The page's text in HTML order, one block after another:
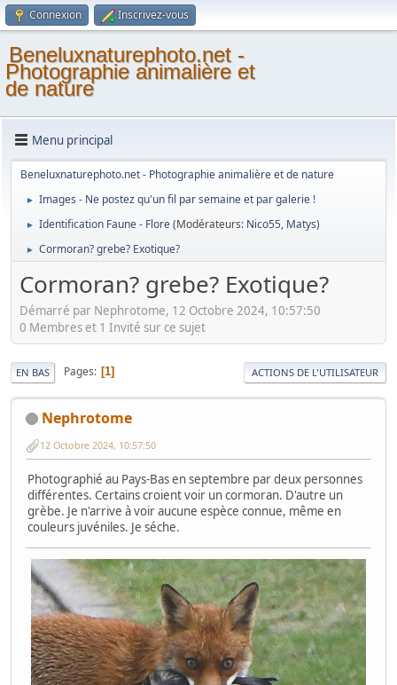
Connexion Inscrivez-vous
Beneluxnaturephoto.net -
Photographie animalière et
de nature
Menu principal
Beneluxnaturephoto.net - Photographie animalière et de nature
► Images - Ne postez qu'un fil par semaine et par galerie !
► Identification Faune - Flore(Modérateurs: Nico55, Matys)
► Cormoran? grebe? Exotique?
Cormoran? grebe? Exotique?
Démarré par Nephrotome, 12 Octobre 2024, 10:57:50
0 Membres et 1 Invité sur ce sujet
EN BAS Pages 1 ACTIONS DE L'UTILISATEUR
Nephrotome
12 Octobre 2024, 10:57:50
Photographié au Pays-Bas en septembre par deux personnes
différentes. Certains croient voir un cormoran. D'autre un
grèbe. Je n'arrive à voir aucune espèce connue, même en
couleurs juvéniles. Je séche.